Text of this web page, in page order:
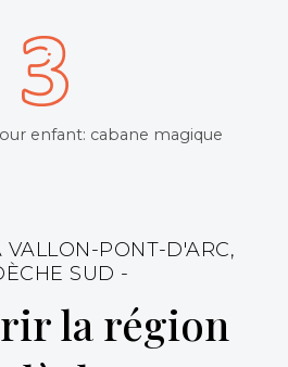
enfant: cabane magique
VALLON-PONT-D'ARC,
SUD -
la région